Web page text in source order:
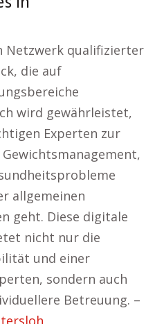
Netzwerk qualifizierter
die auf
wird gewährleistet,
Experten zur
allgemeinen
geht. Diese digitale
nicht nur die
und einer
sondern auch
Betreuung. –